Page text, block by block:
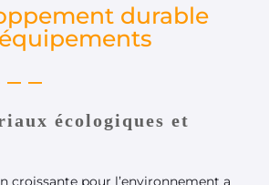
durable
écologiques et
croissante pour l’environnement a